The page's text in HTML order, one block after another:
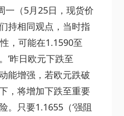
一（5月25日，现货价
持相同观点，当时指
，可能在1.1590至
’昨日欧元下跌至
能增强，若欧元跌破
，将增加下跌至重要
。只要1.1655（‘强阻